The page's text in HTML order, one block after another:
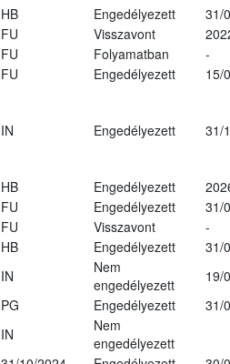
HB Engedélyezett
31/
FU Visszavont
FU Folyamatban
-
FU Engedélyezett
15/
IN Engedélyezett 31/
HB Engedélyezett
FU Engedélyezett
31/
FU Visszavont
-
HB Engedélyezett
31/
IN
Nem
engedélyezett
19/
PG Engedélyezett
31/
IN
Nem
engedélyezett